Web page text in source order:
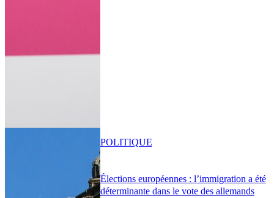
Élections européennes : l’immigration a été
déterminante dans le vote des allemands
POLITIQUE